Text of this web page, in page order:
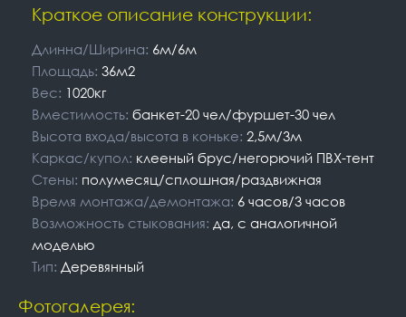
Краткое описание конструкции:
Длинна/Ширина: 6м/6м
Площадь: 36м2
Вес: 1020кг
Вместимость: банкет-20 чел/фуршет-30 чел
Высота входа/высота в коньке: 2,5м/3м
Каркас/купол: клееный брус/негорючий ПВХ-тент
Стены: полумесяц/сплошная/раздвижная
Время монтажа/демонтажа: 6 часов/3 часов
Возможность стыкования: да, с аналогичной
моделью
Тип: Деревянный
Фотогалерея: